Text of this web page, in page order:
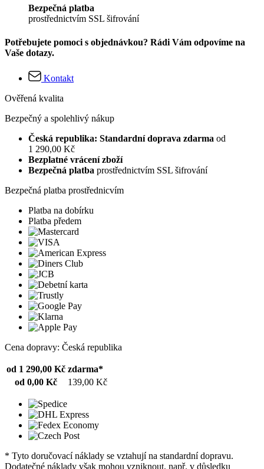
Bezpečná platba
prostřednictvím SSL šifrování
Potřebujete pomoci s objednávkou? Rádi Vám odpovíme na
Vaše dotazy.
Kontakt
Ověřená kvalita
Bezpečný a spolehlivý nákup
Česká republika: Standardní doprava zdarma od
1 290,00 Kč
Bezplatné vrácení zboží
Bezpečná platba prostřednictvím SSL šifrování
Bezpečná platba prostřednicvím
Platba na dobírku
Platba předem
Cena dopravy: Česká republika
od 1 290,00 Kč zdarma*
od 0,00 Kč
139,00 Kč
* Tyto doručovací náklady se vztahují na standardní dopravu.
Dodatečné náklady však mohou vzniknout, např. v důsledku